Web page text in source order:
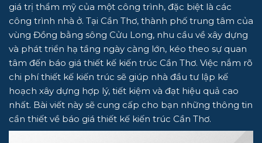
giá trị thẩm mỹ của một công trình, đặc biệt là các
công trình nhà ở. Tại Cần Thơ, thành phố trung tâm của
vùng Đồng bằng sông Cửu Long, nhu cầu về xây dựng
và phát triển hạ tầng ngày càng lớn, kéo theo sự quan
tâm đến báo giá thiết kế kiến trúc Cần Thơ. Việc nắm rõ
chi phí thiết kế kiến trúc sẽ giúp nhà đầu tư lập kế
hoạch xây dựng hợp lý, tiết kiệm và đạt hiệu quả cao
nhất. Bài viết này sẽ cung cấp cho bạn những thông tin
cần thiết về báo giá thiết kế kiến trúc Cần Thơ.